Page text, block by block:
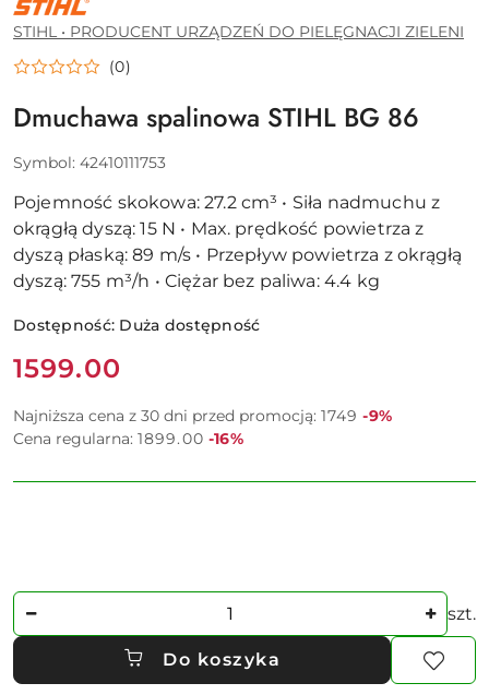
•
PRODUCENT
URZĄDZEŃ
DO
PIELĘGNACJI
STIHL • PRODUCENT URZĄDZEŃ DO PIELĘGNACJI ZIELENI
(0)
Dmuchawa spalinowa STIHL BG 86
Symbol: 42410111753
Pojemność skokowa: 27.2 cm³ • Siła nadmuchu z
okrągłą dyszą: 15 N • Max. prędkość powietrza z
dyszą płaską: 89 m/s • Przepływ powietrza z okrągłą
dyszą: 755 m³/h • Ciężar bez paliwa: 4.4 kg
Dostępność: Duża dostępność
Cena:
1599.00
Najniższa cena z 30 dni przed promocją: 1749 Rabat:
-9%
Cena regularna: 1899.00 Rabat:
-16%
szt.
Do koszyka